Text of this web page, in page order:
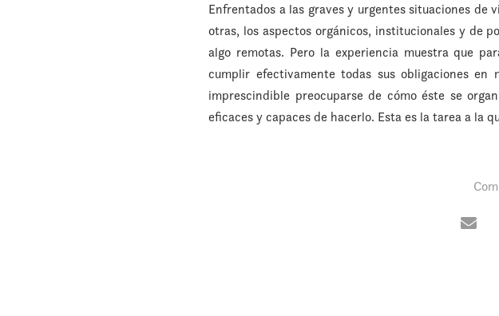
Enfrentados a las graves y urgentes situaciones de
otras, los aspectos orgánicos, institucionales y de
algo remotas. Pero la experiencia muestra que
cumplir efectivamente todas sus obligaciones
imprescindible preocuparse de cómo éste se
eficaces y capaces de hacerlo. Esta es la tarea a la